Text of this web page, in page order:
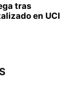
tras
en UCI